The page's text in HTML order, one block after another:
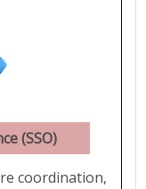
(SSO)
coordination,